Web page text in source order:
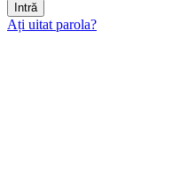
Intră
Ați uitat parola?